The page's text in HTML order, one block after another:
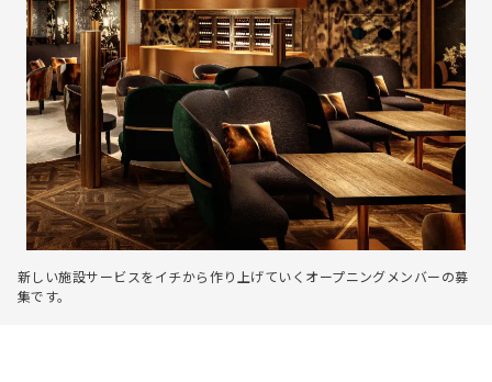
新しい施設サービスをイチから作り上げていくオープニングメンバーの募
集です。